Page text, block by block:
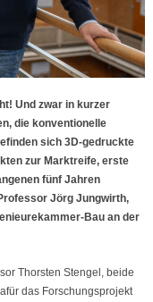
Und zwar in kurzer
die konventionelle
sich 3D-gedruckte
zur Marktreife, erste
fünf Jahren
Jörg Jungwirth,
Bau an der
Thorsten Stengel, beide
das Forschungsprojekt